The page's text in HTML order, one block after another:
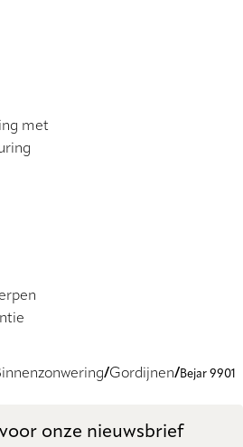
met
Gordijnen
Bejar 9901
onze nieuwsbrief